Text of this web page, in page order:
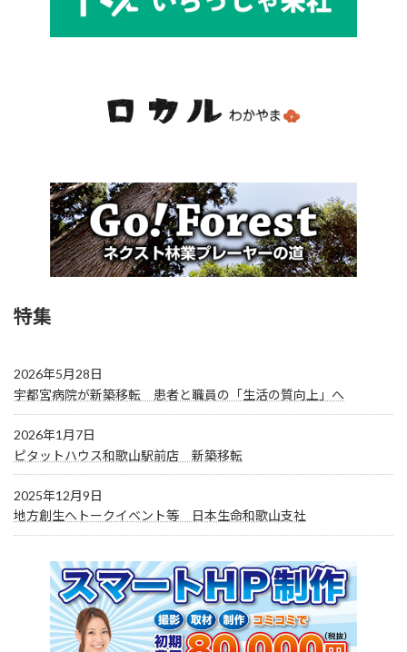
特集
2026年5月28日
宇都宮病院が新築移転 患者と職員の「生活の質向上」へ
2026年1月7日
ピタットハウス和歌山駅前店 新築移転
2025年12月9日
地方創生へトークイベント等 日本生命和歌山支社